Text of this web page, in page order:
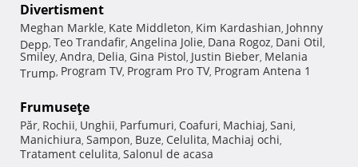
Divertisment
Meghan Markle, Kate Middleton, Kim Kardashian, Johnny
Depp, Teo Trandafir, Angelina Jolie, Dana Rogoz, Dani Otil,
Smiley, Andra, Delia, Gina Pistol, Justin Bieber, Melania
Trump, Program TV, Program Pro TV, Program Antena 1
Frumuseţe
Păr, Rochii, Unghii, Parfumuri, Coafuri, Machiaj, Sani,
Manichiura, Sampon, Buze, Celulita, Machiaj ochi,
Tratament celulita, Salonul de acasa